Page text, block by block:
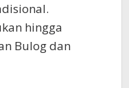
hingga
Bulog dan